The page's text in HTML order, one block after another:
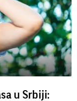
u Srbiji: